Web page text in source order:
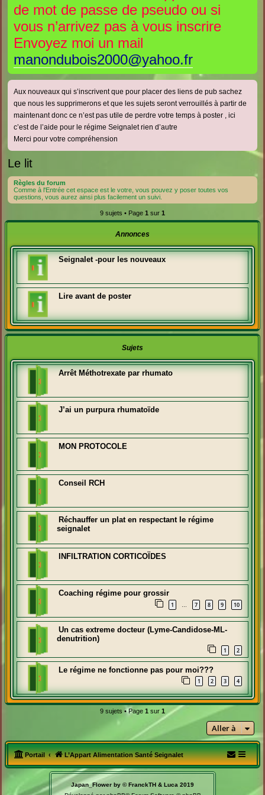
de mot de passe de pseudo ou si
vous n’arrivez pas à vous inscrire
Envoyez moi un mail
manondubois2000@yahoo.fr
Aux nouveaux qui s’inscrivent que pour placer des liens de pub sachez
que nous les supprimerons et que les sujets seront verrouillés à partir de
maintenant donc ce n’est pas utile de perdre votre temps à poster , ici
c’est de l’aide pour le régime Seignalet rien d’autre
Merci pour votre compréhension
Le lit
Règles du forum
Comme à l'Entrée cet espace est le votre, vous pouvez y poser toutes vos
questions, vous aurez ainsi plus facilement un suivi.
9 sujets • Page 1 sur 1
Annonces
Seignalet -pour les nouveaux
Lire avant de poster
Sujets
Arrêt Méthotrexate par rhumato
J’ai un purpura rhumatoïde
MON PROTOCOLE
Conseil RCH
Réchauffer un plat en respectant le régime
seignalet
INFILTRATION CORTICOÏDES
Coaching régime pour grossir
1 … 7 8 9 10
Un cas extreme docteur (Lyme-Candidose-ML-
denutrition)
1 2
Le régime ne fonctionne pas pour moi???
1 2 3 4
9 sujets • Page 1 sur 1
Aller à
Portail L’Appart Alimentation Santé Seignalet
Japan_Flower by © FranckTH & Luca 2019